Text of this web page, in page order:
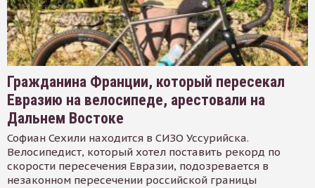
Гражданина Франции, который пересекал
Евразию на велосипеде, арестовали на
Дальнем Востоке
Софиан Сехили находится в СИЗО Уссурийска.
Велосипедист, который хотел поставить рекорд по
скорости пересечения Евразии, подозревается в
незаконном пересечении российской границы